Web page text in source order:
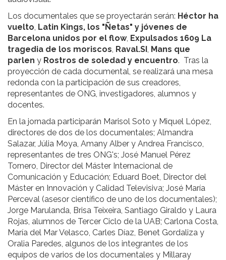
Los documentales que se proyectarán serán: Héctor ha
vuelto, Latin Kings, los "Ñetas" y jóvenes de
Barcelona unidos por el flow, Expulsados 1609 La
tragedia de los moriscos, Raval.SI, Mans que
parlen y Rostros de soledad y encuentro. Tras la
proyección de cada documental, se realizará una mesa
redonda con la participación de sus creadores,
representantes de ONG, investigadores, alumnos y
docentes.
En la jornada participarán Marisol Soto y Miquel López,
directores de dos de los documentales; Almandra
Salazar, Júlia Moya, Amany Alber y Andrea Francisco,
representantes de tres ONG's; José Manuel Pérez
Tornero, Director del Máster Internacional de
Comunicación y Educación; Eduard Boet, Director del
Máster en Innovación y Calidad Televisiva; José María
Perceval (asesor científico de uno de los documentales);
Jorge Marulanda, Brisa Teixeira, Santiago Giraldo y Laura
Rojas, alumnos de Tercer Ciclo de la UAB; Carlona Costa,
María del Mar Velasco, Carles Díaz, Benet Gordaliza y
Oralia Paredes, algunos de los integrantes de los
equipos de varios de los documentales y Millaray